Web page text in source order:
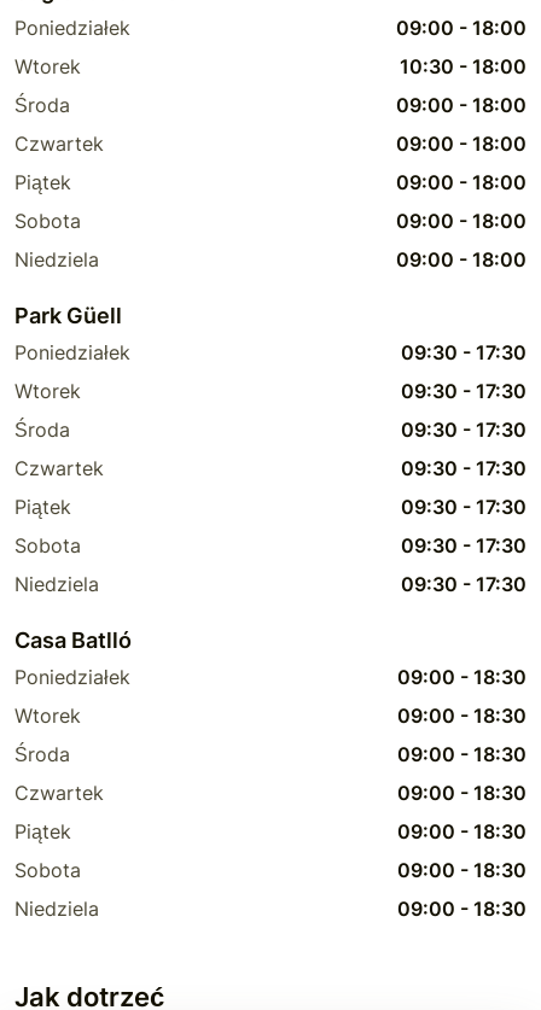
Poniedziałek 09:00 - 18:00
Wtorek
10:30 - 18:00
Środa
09:00 - 18:00
Czwartek
09:00 - 18:00
Piątek
09:00 - 18:00
Sobota
09:00 - 18:00
Niedziela
09:00 - 18:00
Park Güell
Poniedziałek 09:30 - 17:30
Wtorek
09:30 - 17:30
Środa
09:30 - 17:30
Czwartek
09:30 - 17:30
Piątek
09:30 - 17:30
Sobota
09:30 - 17:30
Niedziela
09:30 - 17:30
Casa Batlló
Poniedziałek 09:00 - 18:30
Wtorek
09:00 - 18:30
Środa
09:00 - 18:30
Czwartek
09:00 - 18:30
Piątek
09:00 - 18:30
Sobota
09:00 - 18:30
Niedziela
09:00 - 18:30
Jak dotrzeć